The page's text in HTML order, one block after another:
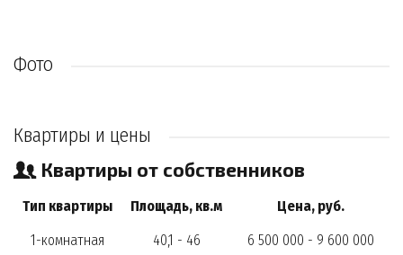
Фото
Квартиры и цены
Квартиры от собственников
Тип квартиры Площадь, кв.м
Цена, руб.
1-комнатная
40,1 - 46
6 500 000 - 9 600 000